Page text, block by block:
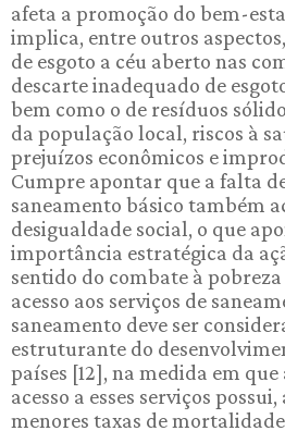
afeta a promoção do bem-
implica, entre outros
de esgoto a céu aberto nas
descarte inadequado de
bem como o de resíduos
da população local, riscos à
prejuízos econômicos e
Cumpre apontar que a falta
saneamento básico também
desigualdade social, o que
importância estratégica da
sentido do combate à
acesso aos serviços de
saneamento deve ser
estruturante do
países [12], na medida em
acesso a esses serviços
menores taxas de